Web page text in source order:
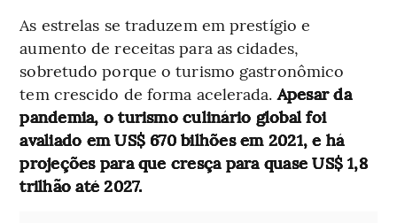
As estrelas se traduzem em prestígio e
aumento de receitas para as cidades,
sobretudo porque o turismo gastronômico
tem crescido de forma acelerada.Apesar da
pandemia, o turismo culinário global foi
avaliado em US$ 670 bilhões em 2021, e há
projeções para que cresça para quase US$ 1,8
trilhão até 2027.